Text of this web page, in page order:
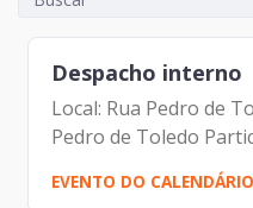
Despacho interno
Local: Rua Pedro de
Pedro de Toledo Participantes: André Tomiatto
de Oliveira (Assessor
Francisco de Padovan
EVENTO DO CALENDÁRIO